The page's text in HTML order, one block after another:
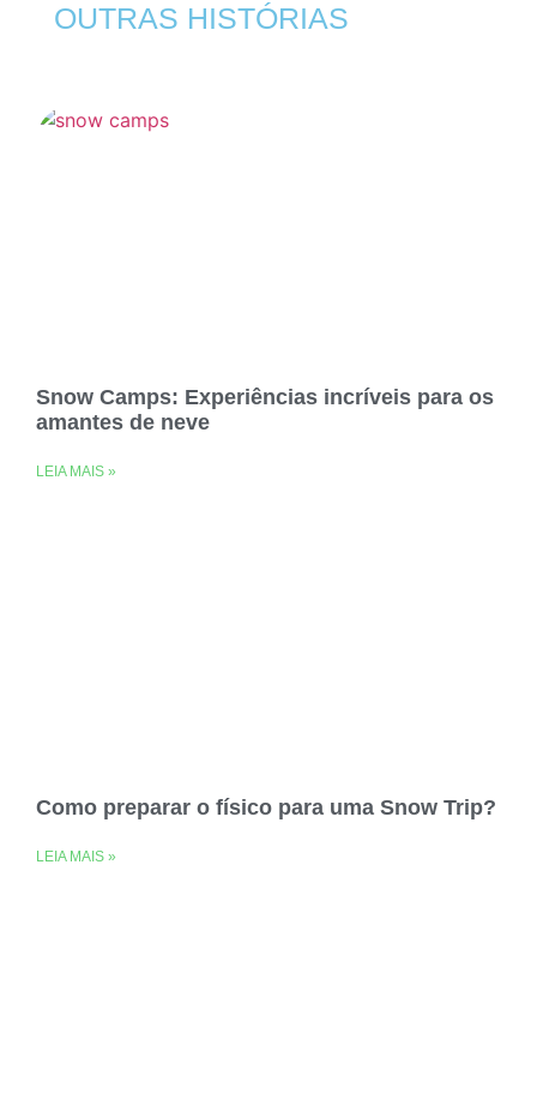
OUTRAS HISTÓRIAS
Snow Camps: Experiências incríveis para os
amantes de neve
LEIA MAIS »
Como preparar o físico para uma Snow Trip?
LEIA MAIS »